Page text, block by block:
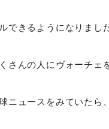
できるようになりまし
さんの人にヴォーチェ
ニュースをみていたら、